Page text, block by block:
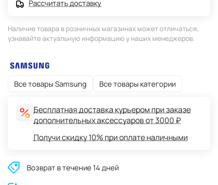
Рассчитать доставку
Наличие товара в розничных магазинах может отличаться,
узнавайте актуальную информацию у наших менеджеров.
Все товары Samsung Все товары категории
Бесплатная доставка курьером при заказе
дополнительных аксессуаров от 3000 ₽
Получи скидку 10% при оплате наличными
Возврат в течение 14 дней